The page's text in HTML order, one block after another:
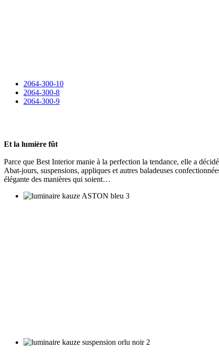
2064-300-10
2064-300-8
2064-300-9
Et la lumière fût
Parce que Best Interior manie à la perfection la tendance, elle a
Abat-jours, suspensions, appliques et autres baladeuses
élégante des manières qui soient…